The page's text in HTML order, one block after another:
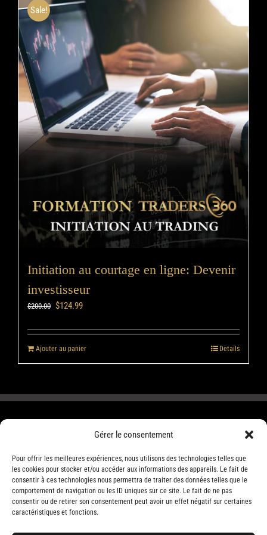
Gérer le consentement
Pour offrir les meilleures expériences, nous utilisons des technologies telles que
les cookies pour stocker et/ou accéder aux informations des appareils. Le fait de
consentir à ces technologies nous permettra de traiter des données telles que le
comportement de navigation ou les ID uniques sur ce site. Le fait de ne pas
consentir ou de retirer son consentement peut avoir un effet négatif sur certaines
caractéristiques et fonctions.
Sale!
Initiation au courtage en ligne: Devenir
investisseur
$200.00 $124.99
Ajouter au panier Details